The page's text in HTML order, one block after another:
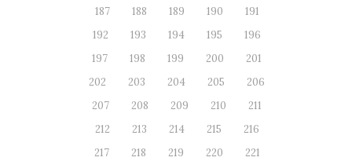
187
188 189 190
191
192
193 194 195
196
197
198 199 200
201
202
203 204 205
206
207
208 209 210
211
212
213 214 215
216
217
218 219 220
221